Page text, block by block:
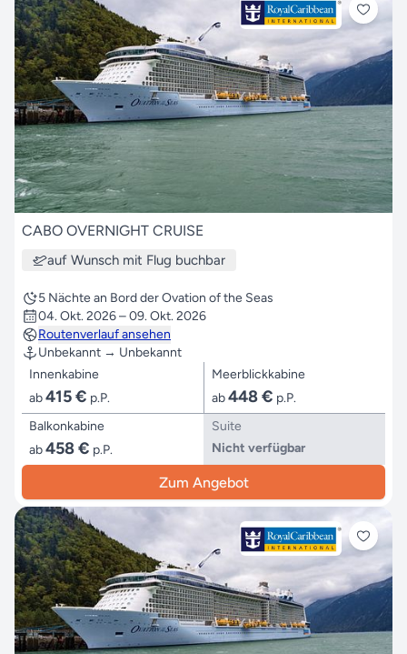
CABO OVERNIGHT CRUISE
auf Wunsch mit Flug buchbar
5 Nächte an Bord der Ovation of the Seas
04. Okt. 2026 – 09. Okt. 2026
Routenverlauf ansehen
Unbekannt → Unbekannt
Innenkabine
ab415 € p.P.
Meerblickkabine
ab448 € p.P.
Balkonkabine
ab458 € p.P.
Suite
Nicht verfügbar
Zum Angebot